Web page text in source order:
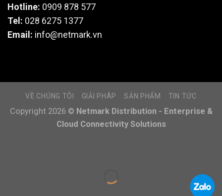
Hotline: 0909 878 577
Tel: 028 6275 1377
Email: info@netmark.vn
VỀ CHÚNG TÔI GIẢI PHÁP SẢN PHẨM TIN TỨC
Copyright 2026 © Netmark Distribution - Enterprise &
Cloud Connectivity Solutions